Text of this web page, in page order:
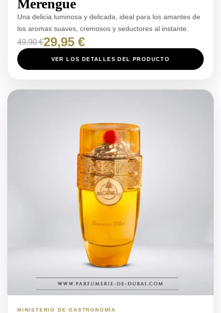
Merengue
Una delicia luminosa y delicada, ideal para los amantes de
los aromas suaves, cremosos y seductores al instante.
49,90 €29,95 €
VER LOS DETALLES DEL PRODUCTO
MINISTERIO DE GASTRONOMÍA